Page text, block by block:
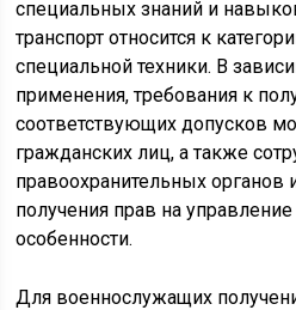
специальных знаний и
транспорт относится к
специальной техники. В
применения, требования к
соответствующих допусков
гражданских лиц, а также
правоохранительных органов
получения прав на
особенности.
Для военнослужащих